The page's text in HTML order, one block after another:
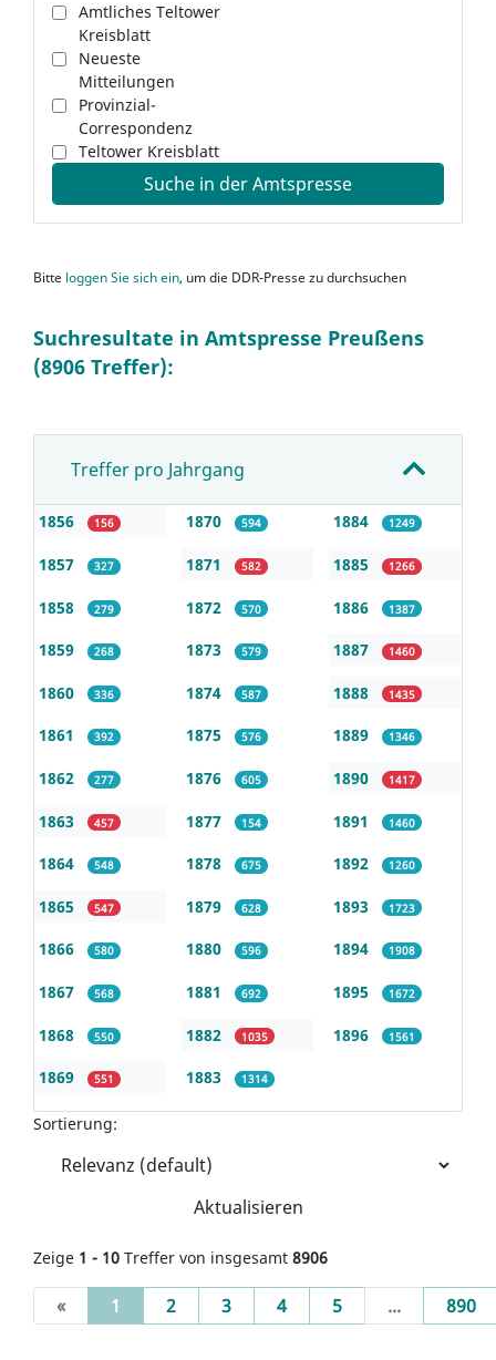
Amtliches Teltower
Kreisblatt
Neueste
Mitteilungen
Provinzial-
Correspondenz
Teltower Kreisblatt
Suche in der Amtspresse
Bitte loggen Sie sich ein, um die DDR-Presse zu durchsuchen
Suchresultate in Amtspresse Preußens
(8906 Treffer):
Treffer pro Jahrgang
1856 156
1857 327
1858 279
1859 268
1860 336
1861 392
1862 277
1863 457
1864 548
1865 547
1866 580
1867 568
1868 550
1869 551
1870 594
1871 582
1872 570
1873 579
1874 587
1875 576
1876 605
1877 154
1878 675
1879 628
1880 596
1881 692
1882 1035
1883 1314
1884 1249
1885 1266
1886 1387
1887 1460
1888 1435
1889 1346
1890 1417
1891 1460
1892 1260
1893 1723
1894 1908
1895 1672
1896 1561
Sortierung:
Aktualisieren
Zeige 1 - 10 Treffer von insgesamt 8906
« 1 (current)
2 3 4 5 ... 890